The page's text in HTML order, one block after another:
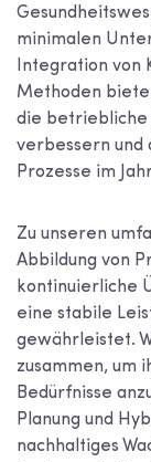
minimalen
Integration von
Methoden
die betriebliche
verbessern und
Prozesse im
Zu unseren
Abbildung von
kontinuierliche
eine stabile
gewährleistet.
zusammen, um
Bedürfnisse
Planung und
nachhaltiges